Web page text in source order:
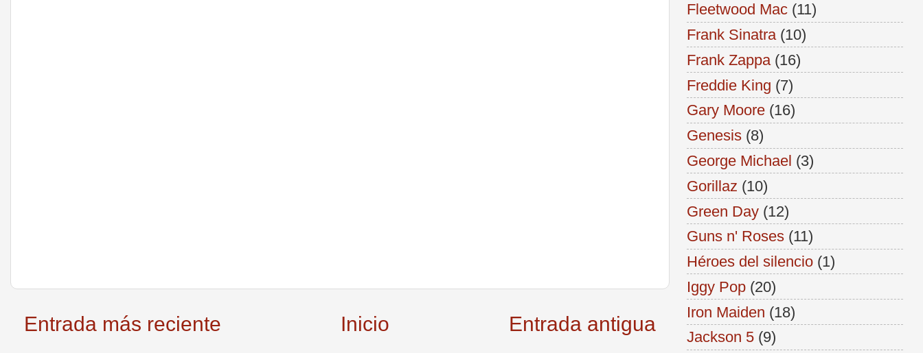
Entrada más reciente Entrada antigua
Inicio
Fleetwood Mac (11)
Frank Sinatra (10)
Frank Zappa (16)
Freddie King (7)
Gary Moore (16)
Genesis (8)
George Michael (3)
Gorillaz (10)
Green Day (12)
Guns n' Roses (11)
Héroes del silencio (1)
Iggy Pop (20)
Iron Maiden (18)
Jackson 5 (9)